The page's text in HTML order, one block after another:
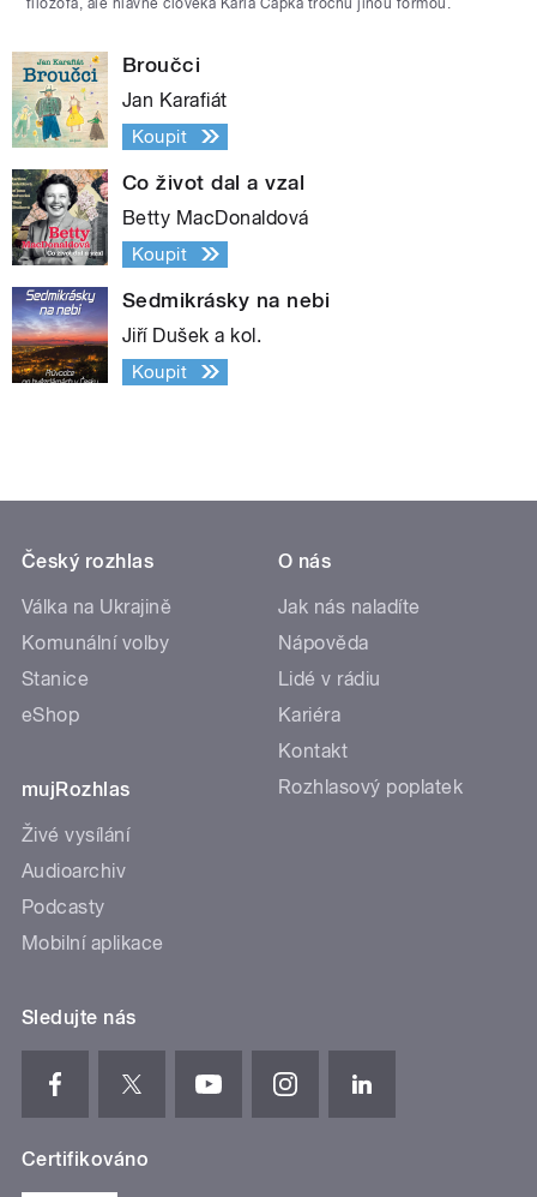
Broučci
Jan Karafiát
Koupit
Co život dal a vzal
Betty MacDonaldová
Koupit
Sedmikrásky na nebi
Jiří Dušek a kol.
Koupit
Český rozhlas
Válka na Ukrajině
Komunální volby
Stanice
eShop
mujRozhlas
Živé vysílání
Audioarchiv
Podcasty
Mobilní aplikace
O nás
Jak nás naladíte
Nápověda
Lidé v rádiu
Kariéra
Kontakt
Rozhlasový poplatek
Sledujte nás
Certifikováno